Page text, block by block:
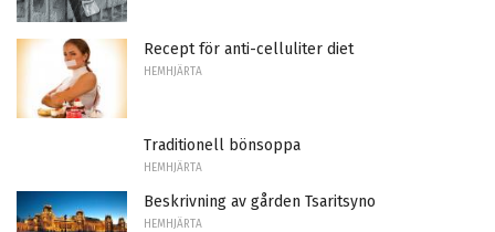
Recept för anti-celluliter diet
HEMHJÄRTA
Traditionell bönsoppa
HEMHJÄRTA
Beskrivning av gården Tsaritsyno
HEMHJÄRTA